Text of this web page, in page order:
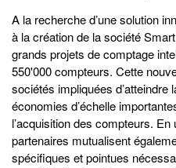
A la recherche d’une solution
à la création de la société
grands projets de comptage
550'000 compteurs. Cette
sociétés impliquées d’atteindre
économies d’échelle
l’acquisition des compteurs.
partenaires mutualisent
spécifiques et pointues